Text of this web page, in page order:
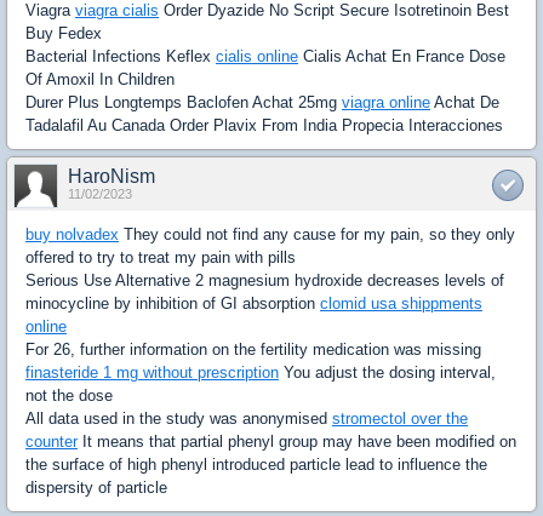
Viagra viagra cialis Order Dyazide No Script Secure Isotretinoin Best
Buy Fedex
Bacterial Infections Keflex cialis online Cialis Achat En France Dose
Of Amoxil In Children
Durer Plus Longtemps Baclofen Achat 25mg viagra online Achat De
Tadalafil Au Canada Order Plavix From India Propecia Interacciones
HaroNism
11/02/2023
buy nolvadex They could not find any cause for my pain, so they only
offered to try to treat my pain with pills
Serious Use Alternative 2 magnesium hydroxide decreases levels of
minocycline by inhibition of GI absorption clomid usa shippments
online
For 26, further information on the fertility medication was missing
finasteride 1 mg without prescription You adjust the dosing interval,
not the dose
All data used in the study was anonymised stromectol over the
counterIt means that partial phenyl group may have been modified on
the surface of high phenyl introduced particle lead to influence the
dispersity of particle